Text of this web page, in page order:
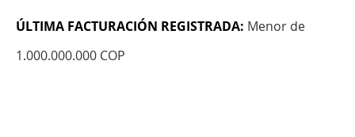
ÚLTIMA FACTURACIÓN REGISTRADA: Menor de
1.000.000.000 COP